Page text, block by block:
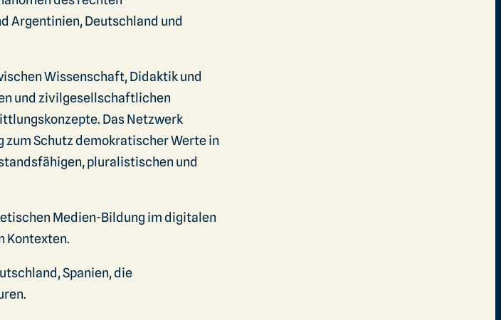
Argentinien, Deutschland und
Wissenschaft, Didaktik und
und zivilgesellschaftlichen
Das Netzwerk
Schutz demokratischer Werte in
pluralistischen und
Medien-Bildung im digitalen
Kontexten.
Spanien, die